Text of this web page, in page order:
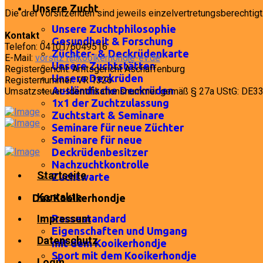
Unsere Zucht
Unsere Zuchtphilosophie
Gesundheit & Forschung
Züchter- & Deckrüdenkarte
Unsere Zuchtstätten
Unsere Deckrüden
Ausländische Deckrüden
1x1 der Zuchtzulassung
Zuchtstart & Seminare
Seminare für neue Züchter
Seminare für neue
Deckrüdenbesitzer
Nachzuchtkontrolle
Zuchtwarte
Das Kooikerhondje
Rassestandard
Eigenschaften und Umgang
mit dem Kooikerhondje
Sport mit dem Kooikerhondje
Die drei Vorsitzenden sind jeweils einzelvertretungsberechtigt.
Kontakt
Telefon: 04101/6049516
E-Mail: vorsitz1@kooikerhondje-ev.de
Registergericht: Amtsgericht Aschaffenburg
Registernummer: VR 1326
Umsatzsteuer-Identifikationsnummer gemäß § 27a UStG:
Startseite
Kontakte
Impressum
Datenschutz